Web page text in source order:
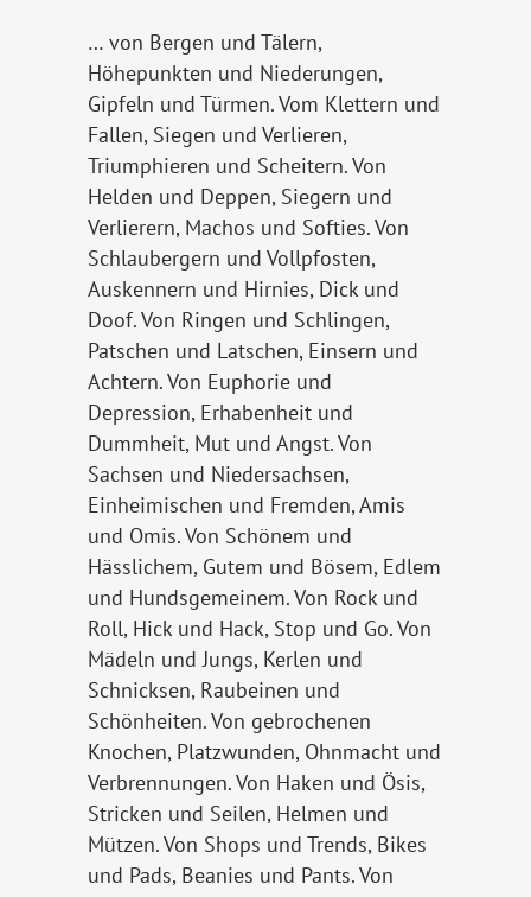
… von Bergen und Tälern,
Höhepunkten und Niederungen,
Gipfeln und Türmen. Vom Klettern und
Fallen, Siegen und Verlieren,
Triumphieren und Scheitern. Von
Helden und Deppen, Siegern und
Verlierern, Machos und Softies. Von
Schlaubergern und Vollpfosten,
Auskennern und Hirnies, Dick und
Doof. Von Ringen und Schlingen,
Patschen und Latschen, Einsern und
Achtern. Von Euphorie und
Depression, Erhabenheit und
Dummheit, Mut und Angst. Von
Sachsen und Niedersachsen,
Einheimischen und Fremden, Amis
und Omis. Von Schönem und
Hässlichem, Gutem und Bösem, Edlem
und Hundsgemeinem. Von Rock und
Roll, Hick und Hack, Stop und Go. Von
Mädeln und Jungs, Kerlen und
Schnicksen, Raubeinen und
Schönheiten. Von gebrochenen
Knochen, Platzwunden, Ohnmacht und
Verbrennungen. Von Haken und Ösis,
Stricken und Seilen, Helmen und
Mützen. Von Shops und Trends, Bikes
und Pads, Beanies und Pants. Von